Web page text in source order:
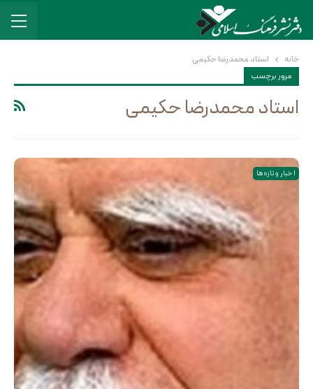
خانه
استاد محمدرضا حکیمی
مرور برچسب
استاد محمدرضا حکیمی
اخبار و تازه ها